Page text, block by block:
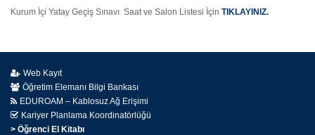
Kurum İçi Yatay Geçiş Sınavı Saat ve Salon Listesi İçin TIKLAYINIZ.
Web Kayıt
Öğretim Elemanı Bilgi Bankası
EDUROAM – Kablosuz Ağ Erişimi
Kariyer Planlama Koordinatörlüğü
> Öğrenci El Kitabı